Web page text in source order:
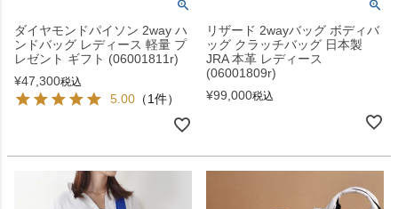
ダイヤモンドパイソン 2way ハ
ンドバッグ レディース 軽量 プ
レゼント ギフト (06001811r)
¥47,300税込
5.00 （1件）
リザード 2wayバッグ ボディバ
ッグ クラッチバッグ 日本製
JRA 本革 レディース
(06001809r)
¥99,000税込